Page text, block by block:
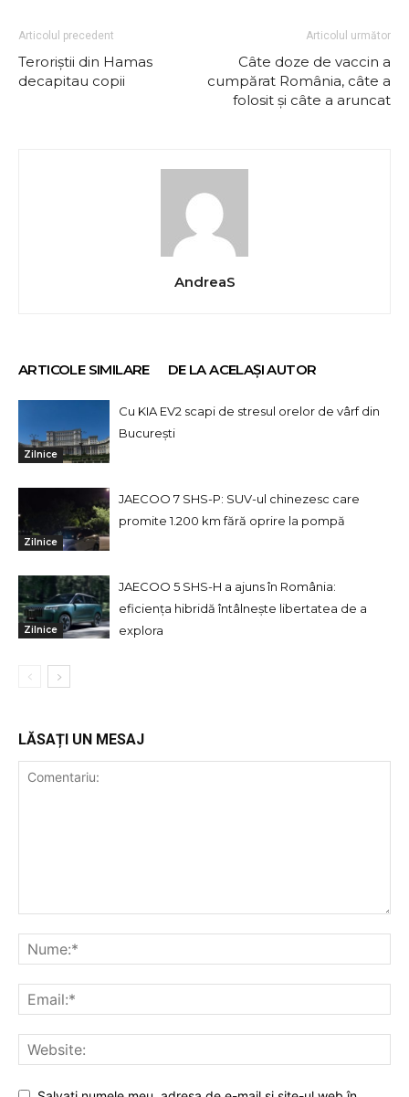
Articolul precedent
Teroriștii din Hamas
decapitau copii
Articolul următor
Câte doze de vaccin a
cumpărat România, câte a
folosit și câte a aruncat
AndreaS
ARTICOLE SIMILARE DE LA ACELAȘI AUTOR
Zilnice
Cu KIA EV2 scapi de stresul orelor de vârf din
București
Zilnice
JAECOO 7 SHS-P: SUV-ul chinezesc care
promite 1.200 km fără oprire la pompă
Zilnice
JAECOO 5 SHS-H a ajuns în România:
eficiența hibridă întâlnește libertatea de a
explora
LĂSAȚI UN MESAJ